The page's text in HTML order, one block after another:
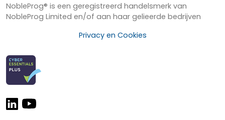
NobleProg® is een geregistreerd handelsmerk van
NobleProg Limited en/of aan haar gelieerde bedrijven
Privacy en Cookies